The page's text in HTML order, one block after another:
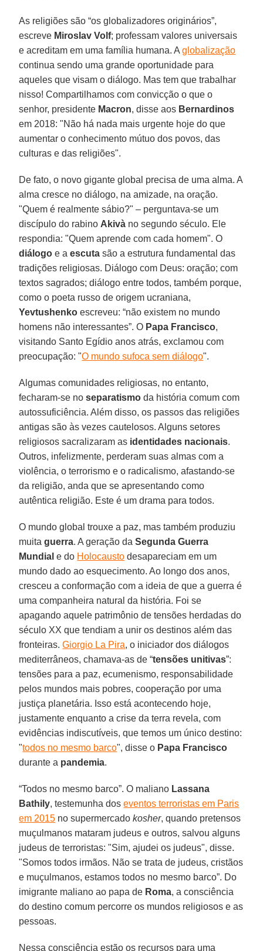
As religiões são “os globalizadores originários”,
escreve Miroslav Volf; professam valores universais
e acreditam em uma família humana. Aglobalização
continua sendo uma grande oportunidade para
aqueles que visam o diálogo. Mas tem que trabalhar
nisso! Compartilhamos com convicção o que o
senhor, presidente Macron, disse aos Bernardinos
em 2018: "Não há nada mais urgente hoje do que
aumentar o conhecimento mútuo dos povos, das
culturas e das religiões".
De fato, o novo gigante global precisa de uma alma. A
alma cresce no diálogo, na amizade, na oração.
"Quem é realmente sábio?" – perguntava-se um
discípulo do rabino Akivà no segundo século. Ele
respondia: "Quem aprende com cada homem". O
diálogo e aescuta são a estrutura fundamental das
tradições religiosas. Diálogo com Deus: oração; com
textos sagrados; diálogo entre todos, também porque,
como o poeta russo de origem ucraniana,
Yevtushenko escreveu: “não existem no mundo
homens não interessantes”. O Papa Francisco,
visitando Santo Egídio anos atrás, exclamou com
preocupação: "O mundo sufoca sem diálogo".
Algumas comunidades religiosas, no entanto,
fecharam-se noseparatismo da história comum com
autossuficiência. Além disso, os passos das religiões
antigas são às vezes cautelosos. Alguns setores
religiosos sacralizaram as identidades nacionais.
Outros, infelizmente, perderam suas almas com a
violência, o terrorismo e o radicalismo, afastando-se
da religião, anda que se apresentando como
autêntica religião. Este é um drama para todos.
O mundo global trouxe a paz, mas também produziu
muitaguerra. A geração daSegunda Guerra
Mundial e do Holocausto desapareciam em um
mundo dado ao esquecimento. Ao longo dos anos,
cresceu a conformação com a ideia de que a guerra é
uma companheira natural da história. Foi se
apagando aquele patrimônio de tensões herdadas do
século XX que tendiam a unir os destinos além das
fronteiras.Giorgio La Pira, o iniciador dos diálogos
mediterrâneos, chamava-as de “tensões unitivas”:
tensões para a paz, ecumenismo, responsabilidade
pelos mundos mais pobres, cooperação por uma
justiça planetária. Isso está acontecendo hoje,
justamente enquanto a crise da terra revela, com
evidências indiscutíveis, que temos um único destino:
"todos no mesmo barco", disse o Papa Francisco
durante a pandemia.
“Todos no mesmo barco”. O maliano Lassana
Bathily, testemunha doseventos terroristas em Paris
em 2015 no supermercadokosher, quando pretensos
muçulmanos mataram judeus e outros, salvou alguns
judeus de terroristas: "Sim, ajudei os judeus", disse.
"Somos todos irmãos. Não se trata de judeus, cristãos
e muçulmanos, estamos todos no mesmo barco”. Do
imigrante maliano ao papa de Roma, a consciência
do destino comum percorre os mundos religiosos e as
pessoas.
Nessa consciência estão os recursos para uma